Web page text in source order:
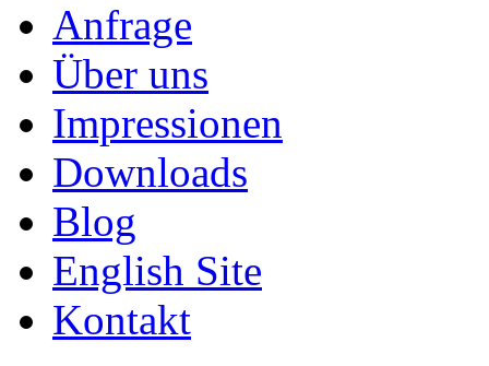
Anfrage
Über uns
Impressionen
Downloads
Blog
English Site
Kontakt